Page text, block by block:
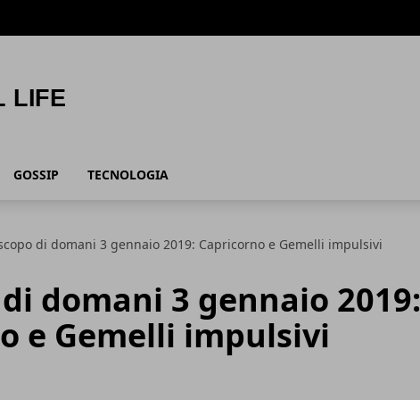
GOSSIP TECNOLOGIA
di domani 3 gennaio 2019: Capricorno e Gemelli impulsivi
domani 3 gennaio 2019:
e Gemelli impulsivi